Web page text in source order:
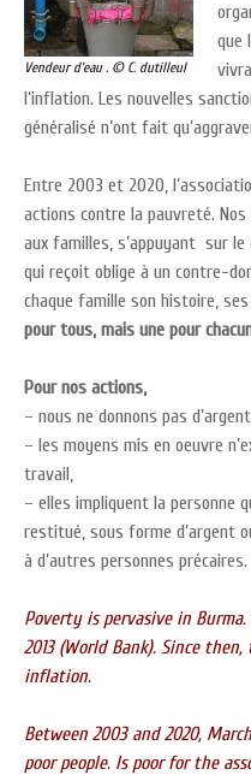
Vendeur d’eau . © C. dutilleul
que
l’inflation. Les nouvelles
généralisé n’ont fait
Entre 2003 et 2020,
actions contre la pauvreté.
aux familles, s’appuyant sur
qui reçoit oblige à un contre-
chaque famille son histoire,
pour tous, mais une pour
Pour nos actions,
– nous ne donnons pas
– les moyens mis en oeuvre
travail,
– elles impliquent la personne
restitué, sous forme d’argent
à d’autres personnes précaires.
Poverty is pervasive in
2013 (World Bank). Since
inflation.
Between 2003 and 2020,
poor people. Is poor for the